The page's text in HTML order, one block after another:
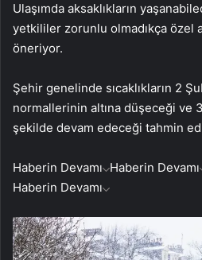
Ulaşımda aksaklıkların
yetkililer zorunlu olmadıkça özel
öneriyor.
Şehir genelinde sıcaklıkların 2
normallerinin altına düşeceği ve
şekilde devam edeceği tahmin
Haberin Devamı Haberin Devamı
Haberin Devamı